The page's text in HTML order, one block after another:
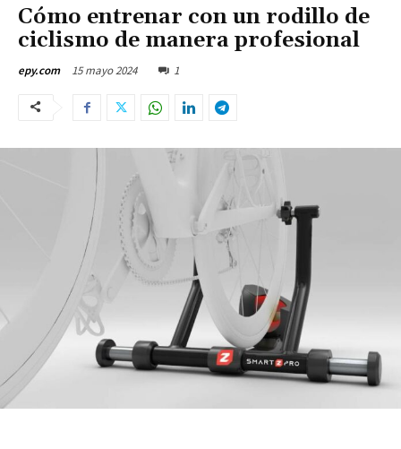
Cómo entrenar con un rodillo de
ciclismo de manera profesional
epy.com 15 mayo 2024 1